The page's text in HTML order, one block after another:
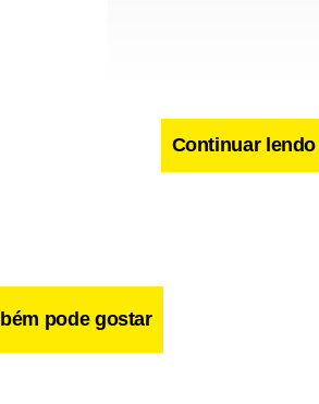
Continuar lendo
pode gostar